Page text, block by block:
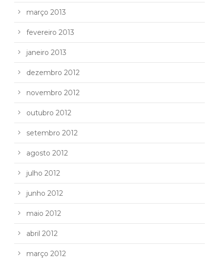
março 2013
fevereiro 2013
janeiro 2013
dezembro 2012
novembro 2012
outubro 2012
setembro 2012
agosto 2012
julho 2012
junho 2012
maio 2012
abril 2012
março 2012